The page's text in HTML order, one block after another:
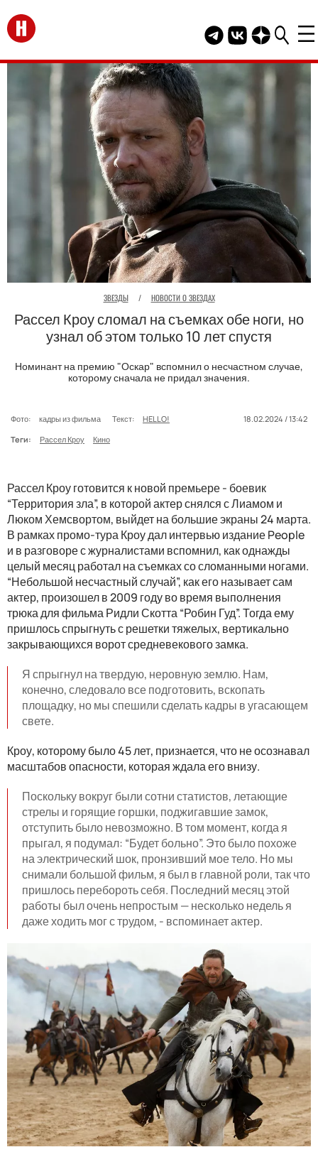
Перейти на главную
Telegram канал
Группа HELLO
Канал
ЗВЕЗДЫ / НОВОСТИ О ЗВЕЗДАХ
Рассел Кроу сломал на съемках обе ноги, но
узнал об этом только 10 лет спустя
Номинант на премию "Оскар" вспомнил о несчастном случае,
которому сначала не придал значения.
Фото: кадры из фильма Текст: HELLO!
18.02.2024 / 13:42
Теги:
Рассел Кроу Кино
Рассел Кроу готовится к новой премьере - боевик
“Территория зла”, в которой актер снялся с Лиамом и
Люком Хемсвортом, выйдет на большие экраны 24 марта.
В рамках промо-тура Кроу дал интервью издание People
и в разговоре с журналистами вспомнил, как однажды
целый месяц работал на съемках со сломанными ногами.
“Небольшой несчастный случай”, как его называет сам
актер, произошел в 2009 году во время выполнения
трюка для фильма Ридли Скотта “Робин Гуд”. Тогда ему
пришлось спрыгнуть с решетки тяжелых, вертикально
закрывающихся ворот средневекового замка.
Я спрыгнул на твердую, неровную землю. Нам,
конечно, следовало все подготовить, вскопать
площадку, но мы спешили сделать кадры в угасающем
свете.
Кроу, которому было 45 лет, признается, что не осознавал
масштабов опасности, которая ждала его внизу.
Поскольку вокруг были сотни статистов, летающие
стрелы и горящие горшки, поджигавшие замок,
отступить было невозможно. В том момент, когда я
прыгал, я подумал: “Будет больно”. Это было похоже
на электрический шок, пронзивший мое тело. Но мы
снимали большой фильм, я был в главной роли, так что
пришлось перебороть себя. Последний месяц этой
работы был очень непростым — несколько недель я
даже ходить мог с трудом, - вспоминает актер.